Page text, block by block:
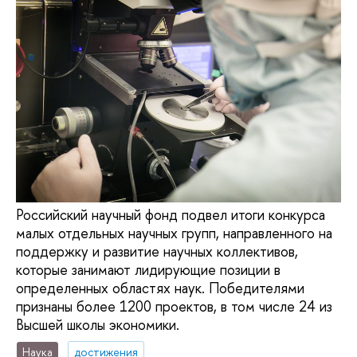
Российский научный фонд подвел итоги конкурса
малых отдельных научных групп, направленного на
поддержку и развитие научных коллективов,
которые занимают лидирующие позиции в
определенных областях наук. Победителями
признаны более 1200 проектов, в том числе 24 из
Высшей школы экономики.
Наука достижения